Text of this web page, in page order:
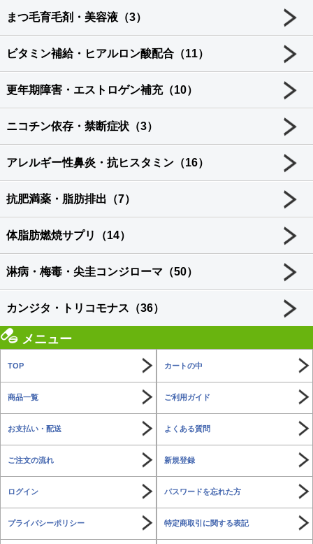
まつ毛育毛剤・美容液（3）
ビタミン補給・ヒアルロン酸配合（11）
更年期障害・エストロゲン補充（10）
ニコチン依存・禁断症状（3）
アレルギー性鼻炎・抗ヒスタミン（16）
抗肥満薬・脂肪排出（7）
体脂肪燃焼サプリ（14）
淋病・梅毒・尖圭コンジローマ（50）
カンジタ・トリコモナス（36）
メニュー
TOP カートの中
商品一覧 ご利用ガイド
お支払い・配送 よくある質問
ご注文の流れ 新規登録
ログイン パスワードを忘れた方
プライバシーポリシー 特定商取引に関する表記